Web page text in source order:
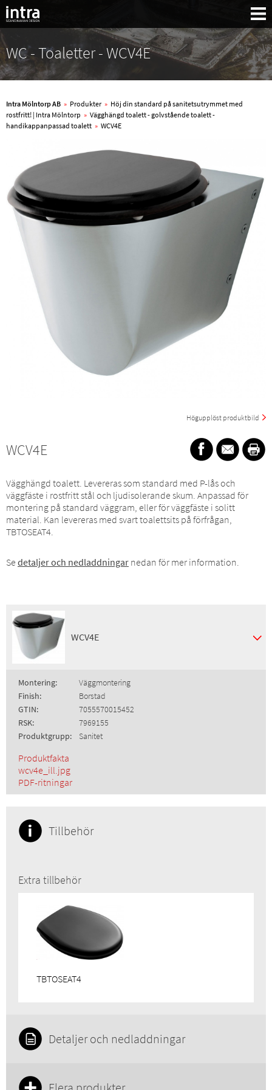
WC - Toaletter - WCV4E
Intra Mölntorp AB » Produkter » Höj din standard på sanitetsutrymmet med
rostfritt! | Intra Mölntorp » Vägghängd toalett - golvstående toalett -
handikappanpassad toalett » WCV4E
Högupplöst produktbild
WCV4E
Vägghängd toalett. Levereras som standard med P-lås och
väggfäste i rostfritt stål och ljudisolerande skum. Anpassad för
montering på standard väggram, eller för väggfäste i solitt
material. Kan levereras med svart toalettsits på förfrågan,
TBTOSEAT4.
Se detaljer och nedladdningar nedan för mer information.
WCV4E
Montering:
Väggmontering
Finish:
Borstad
GTIN:
7055570015452
RSK:
7969155
Produktgrupp:
Sanitet
Produktfakta
wcv4e_ill.jpg
PDF-ritningar
Tillbehör
Extra tillbehör
TBTOSEAT4
Detaljer och nedladdningar